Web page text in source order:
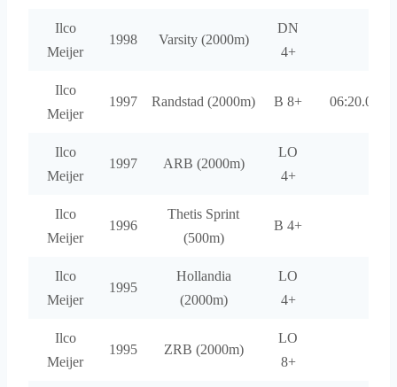
Ilco
Meijer
1998 Varsity (2000m)
DN
4+
Ilco
Meijer
1997 Randstad (2000m) B 8+ 06:20.00
Ilco
Meijer
1997 ARB (2000m)
LO
4+
Ilco
Meijer
1996
Thetis Sprint
(500m)
B 4+
Ilco
Meijer
1995
Hollandia
(2000m)
LO
4+
Ilco
Meijer
1995 ZRB (2000m)
LO
8+